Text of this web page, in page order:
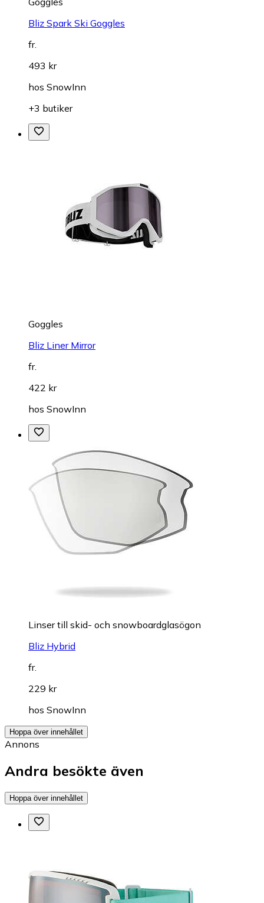
Bliz Spark Ski Goggles
fr.
493 kr
hos SnowInn
+3 butiker
Goggles
Bliz Liner Mirror
fr.
422 kr
hos SnowInn
Linser till skid- och snowboardglasögon
Bliz Hybrid
fr.
229 kr
hos SnowInn
Hoppa över innehållet
Annons
Andra besökte även
Hoppa över innehållet